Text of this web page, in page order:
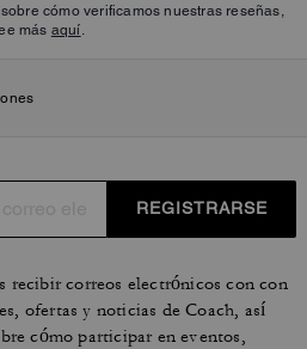
cómo verificamos nuestras reseñas,
más aquí
REGISTRARSE
recibir correos electrónicos con con
ofertas y noticias de Coach, así
cómo participar en eventos,